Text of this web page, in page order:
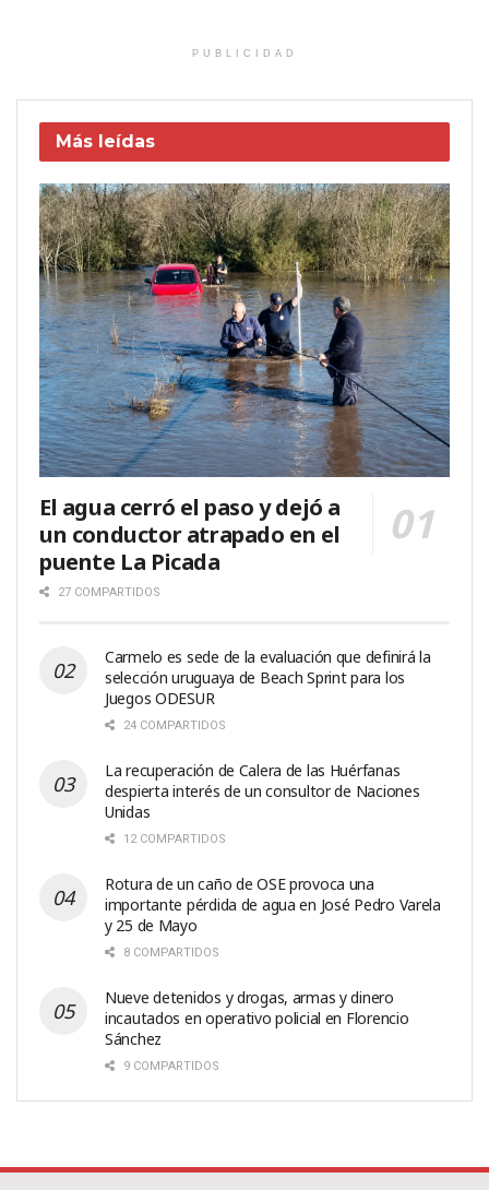
PUBLICIDAD
Más leídas
El agua cerró el paso y dejó a
un conductor atrapado en el
puente La Picada
27 COMPARTIDOS
Carmelo es sede de la evaluación que definirá la
selección uruguaya de Beach Sprint para los
Juegos ODESUR
24 COMPARTIDOS
La recuperación de Calera de las Huérfanas
despierta interés de un consultor de Naciones
Unidas
12 COMPARTIDOS
Rotura de un caño de OSE provoca una
importante pérdida de agua en José Pedro Varela
y 25 de Mayo
8 COMPARTIDOS
Nueve detenidos y drogas, armas y dinero
incautados en operativo policial en Florencio
Sánchez
9 COMPARTIDOS